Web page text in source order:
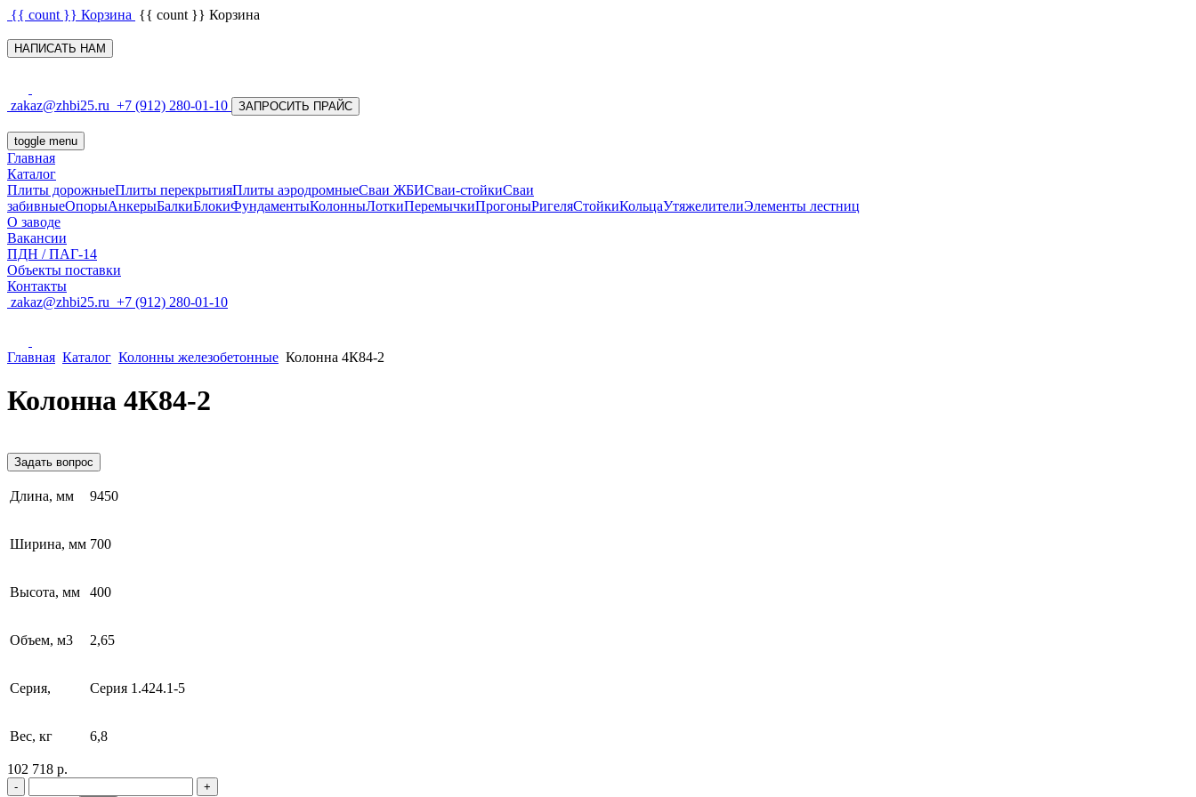
{{ count }} Корзина {{ count }} Корзина
НАПИСАТЬ НАМ
zakaz@zhbi25.ru +7 (912) 280-01-10 ЗАПРОСИТЬ ПРАЙС
toggle menu
Главная
Каталог
Плиты дорожныеПлиты перекрытияПлиты аэродромныеСваи ЖБИСваи-стойкиСваи
забивныеОпорыАнкерыБалкиБлокиФундаментыКолонныЛоткиПеремычкиПрогоныРигеляСтойкиКольцаУтяжелителиЭлементы лестниц
О заводе
Вакансии
ПДН / ПАГ-14
Объекты поставки
Контакты
zakaz@zhbi25.ru +7 (912) 280-01-10
Главная Каталог Колонны железобетонные Колонна 4К84-2
Колонна 4К84-2
Задать вопрос
Длина, мм 9450
Ширина, мм 700
Высота, мм 400
Объем, м3 2,65
Серия, Серия 1.424.1-5
Вес, кг 6,8
102 718 р.
- +